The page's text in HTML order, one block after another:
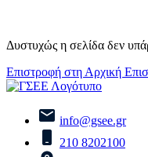
Δυστυχώς η σελίδα δεν
Επιστροφή στη Αρχική
info@gsee.gr
210 8202100